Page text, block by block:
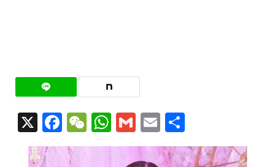
X Facebook
WeChat
WhatsApp
GmailEmail
有